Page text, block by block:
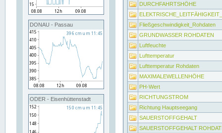
DONAU - Passau
ODER - Eisenhüttenstadt
DURCHFAHRTSHÖHE
Fließgeschwindigkeit_Rohdaten
GRUNDWASSER ROHDATEN
Luftfeuchte
Lufttemperatur
Lufttemperatur Rohdaten
MAXIMALEWELLENHÖHE
PH-Wert
RICHTUNGSTROM
Richtung Hauptseegang
SAUERSTOFFGEHALT
SAUERSTOFFGEHALT